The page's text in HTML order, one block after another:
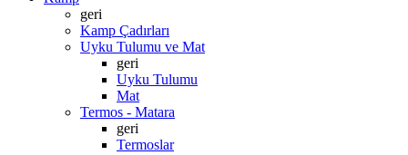
geri
Kamp Çadırları
Uyku Tulumu ve Mat
geri
Uyku Tulumu
Mat
Termos - Matara
geri
Termoslar